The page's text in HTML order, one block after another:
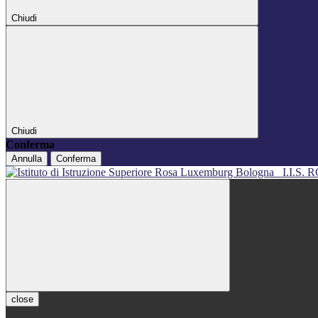
Chiudi
Chiudi
Conferma
Annulla Conferma
I.I.S.
close